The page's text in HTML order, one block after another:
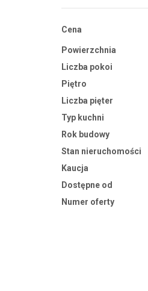
Cena
Powierzchnia
Liczba pokoi
Piętro
Liczba pięter
Typ kuchni
Rok budowy
Stan nieruchomości
Kaucja
Dostępne od
Numer oferty